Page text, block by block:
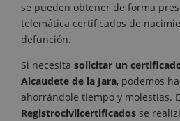
se pueden obtener de forma
telemática certificados de
defunción.
Si necesita solicitar un
Alcaudete de la Jara, podemos
ahorrándole tiempo y molestias.
Registrocivilcertificados se